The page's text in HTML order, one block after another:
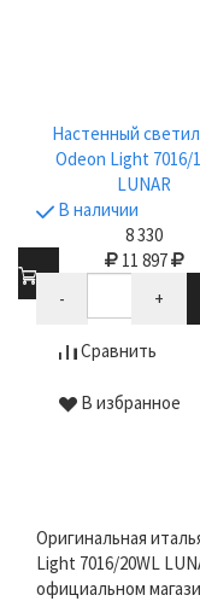
Настенный
Odeon Light 7016/
LUNAR
В наличии
8 330
11 897
-
+
Сравнить
В избранное
Оригинальная
Light 7016/20WL
официальном